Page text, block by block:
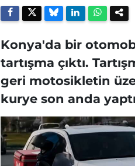
Konya'da bir
tartışma çıktı.
geri motosikletin
kurye son anda